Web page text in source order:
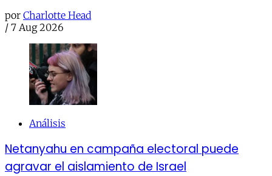
por Charlotte Head
/ 7 Aug 2026
Análisis
Netanyahu en campaña electoral puede
agravar el aislamiento de Israel